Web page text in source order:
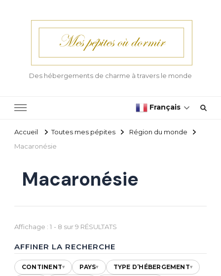
Des hébergements de charme à travers le monde
Français
Accueil Toutes mes pépites
Région du monde
Macaronésie
Macaronésie
Affichage : 1 - 8 sur 9 RÉSULTATS
AFFINER LA RECHERCHE
CONTINENT▾ PAYS▾ TYPE D’HÉBERGEMENT▾